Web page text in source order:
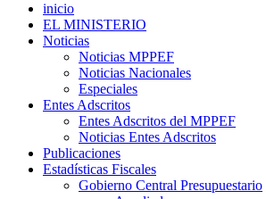
inicio
EL MINISTERIO
Noticias
Noticias MPPEF
Noticias Nacionales
Especiales
Entes Adscritos
Entes Adscritos del MPPEF
Noticias Entes Adscritos
Publicaciones
Estadísticas Fiscales
Gobierno Central Presupuestario